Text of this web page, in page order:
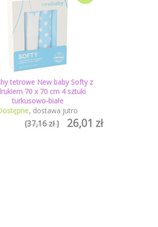
tetrowe New baby Softy z
70 x 70 cm 4 sztuki
turkusowo-białe
dostawa jutro
26,01 zł
(37,16 zł )